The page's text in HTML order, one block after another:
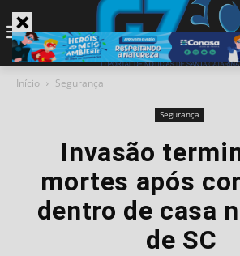
Início Segurança
Segurança
Invasão
mortes após
dentro de casa
de SC
modal-